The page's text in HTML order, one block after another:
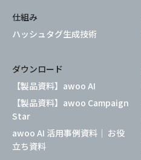
仕組み
ハッシュタグ生成技術
ダウンロード
【製品資料】awoo AI
【製品資料】awoo Campaign
Star
awoo AI 活用事例資料｜ お役
立ち資料